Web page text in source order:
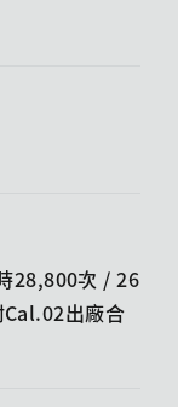
28,800次 / 26
出廠合